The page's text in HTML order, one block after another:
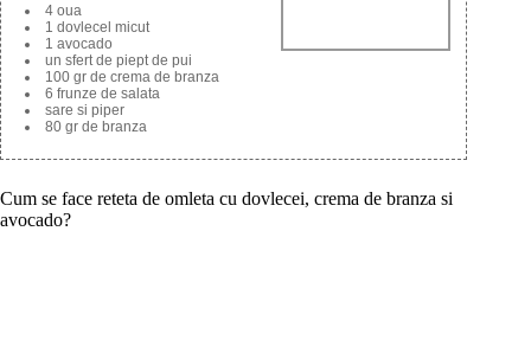
4 oua
1 dovlecel micut
1 avocado
un sfert de piept de pui
100 gr de crema de branza
6 frunze de salata
sare si piper
80 gr de branza
Cum se face reteta de omleta cu dovlecei, crema de branza si
avocado?